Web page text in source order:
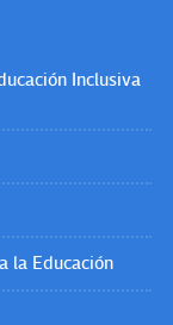
Inclusiva
la Educación